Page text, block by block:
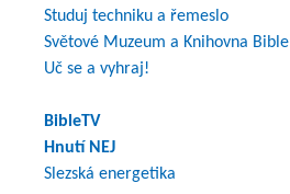
Studuj techniku a řemeslo
Světové Muzeum a Knihovna Bible
Uč se a vyhraj!
BibleTV
Hnutí NEJ
Slezská energetika